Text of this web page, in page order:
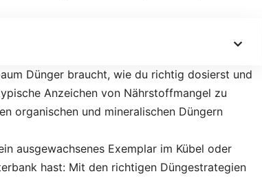
Dünger braucht, wie du richtig dosierst und
Anzeichen von Nährstoffmangel zu
organischen und mineralischen Düngern
ausgewachsenes Exemplar im Kübel oder
hast: Mit den richtigen Düngestrategien